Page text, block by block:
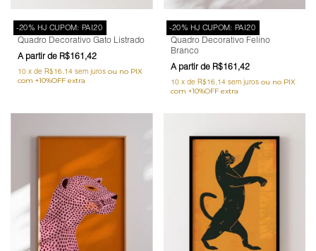
-20% HJ CUPOM: PAI20
Quadro Decorativo Gato Listrado
R$161,42
10 x de R$16,14 sem juros
-20% HJ CUPOM: PAI20
Quadro Decorativo Felino
Branco
R$161,42
10 x de R$16,14 sem juros